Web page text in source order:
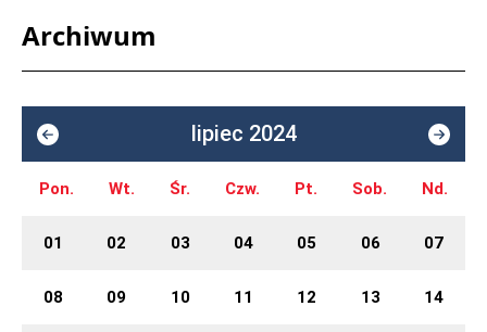
Archiwum
lipiec 2024
Pon. Wt. Śr. Czw. Pt. Sob. Nd.
01 02 03 04 05 06 07
08 09 10 11 12 13 14